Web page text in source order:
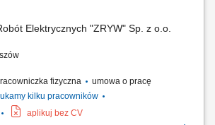
podstawowej dokumentacji produkcyjnej.
Elektrycznych "ZRYW" Sp. z o.o.
fizyczna
umowa o pracę
kilku pracowników
aplikuj bez CV